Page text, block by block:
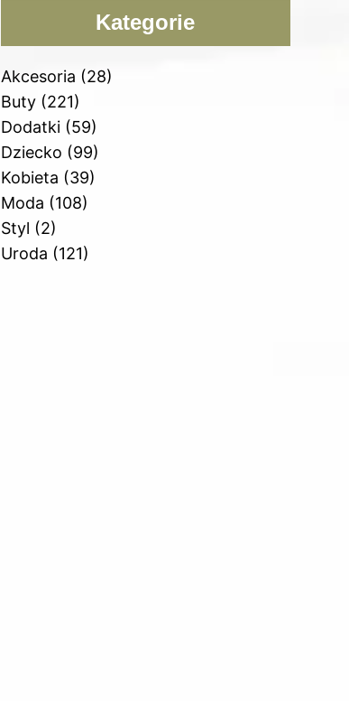
Kategorie
Akcesoria (28)
Buty(221)
Dodatki(59)
Dziecko (99)
Kobieta (39)
Moda (108)
Styl (2)
Uroda (121)